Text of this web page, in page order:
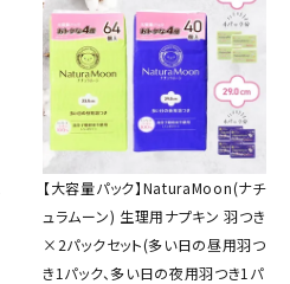
【大容量パック】NaturaMoon(ナチ
ュラムーン) 生理用ナプキン 羽つき
×2パックセット(多い日の昼用羽つ
き1パック、多い日の夜用羽つき1パ